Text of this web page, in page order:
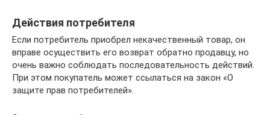
Действия потребителя
Если потребитель приобрел некачественный товар, он
вправе осуществить его возврат обратно продавцу, но
очень важно соблюдать последовательность действий.
При этом покупатель может ссылаться на закон «О
защите прав потребителей».